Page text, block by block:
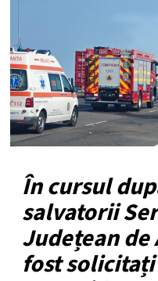
În cursul
salvatorii
Județean
fost